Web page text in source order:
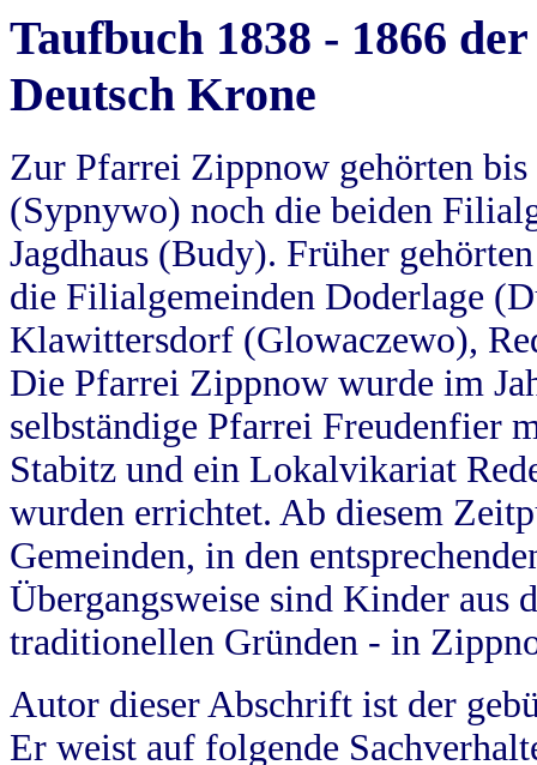
Taufbuch 1838 - 1866
Deutsch Krone
Zur Pfarrei Zippnow gehörten
(Sypnywo) noch die beiden
Jagdhaus (Budy). Früher
die Filialgemeinden Doderlage
Klawittersdorf (Glowaczewo),
Die Pfarrei Zippnow wurde im
selbständige Pfarrei Freudenfier
Stabitz und ein Lokalvikariat
wurden errichtet. Ab diesem
Gemeinden, in den
Übergangsweise sind Kinder aus
traditionellen Gründen - in
Autor dieser Abschrift ist der
Er weist auf folgende